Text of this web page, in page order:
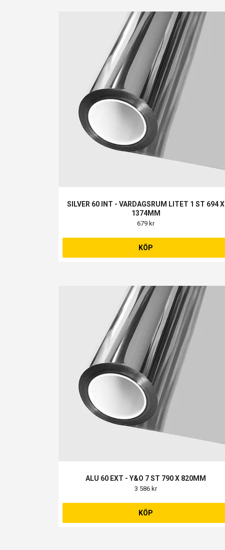
SILVER 60 INT - VARDAGSRUM LITET 1 ST 694 X
1374MM
679 kr
KÖP
ALU 60 EXT - Y&O 7 ST 790 X 820MM
3 586 kr
KÖP